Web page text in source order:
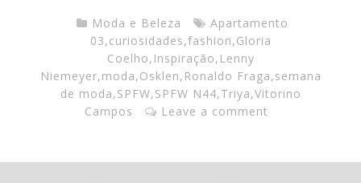
Moda e Beleza
Apartamento
03,curiosidades,fashion,Gloria
Coelho, Inspiração, Lenny
Niemeyer,moda,Osklen, Ronaldo Fraga,semana
de moda,SPFW,SPFW N44,Triya,Vitorino
Campos
Leave a comment